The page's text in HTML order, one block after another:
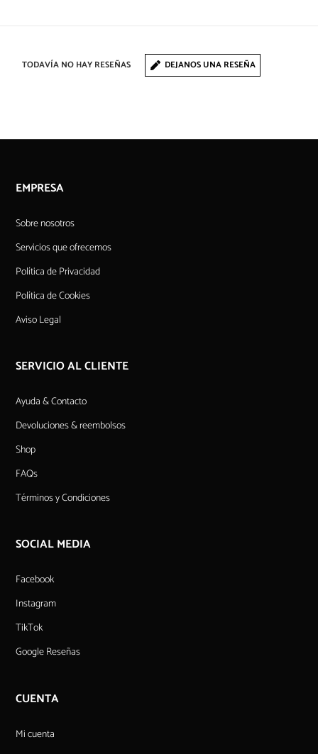
TODAVÍA NO HAY RESEÑAS DEJANOS UNA RESEÑA
EMPRESA
Sobre nosotros
Servicios que ofrecemos
Política de Privacidad
Política de Cookies
Aviso Legal
SERVICIO AL CLIENTE
Ayuda & Contacto
Devoluciones & reembolsos
Shop
FAQs
Términos y Condiciones
SOCIAL MEDIA
Facebook
Instagram
TikTok
Google Reseñas
CUENTA
Mi cuenta